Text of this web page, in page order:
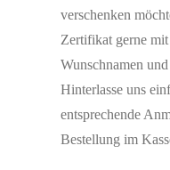
verschenken
Zertifikat gerne
Wunschnamen
Hinterlasse uns
entsprechende
Bestellung im